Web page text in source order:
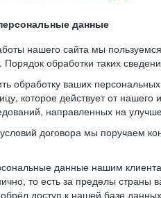
данные
нашего сайта мы
обработки таких
обработку ваших
которое действует от
направленных на
договора мы поручаем
данные нашим
то есть за пределы
доступ к нашей базе